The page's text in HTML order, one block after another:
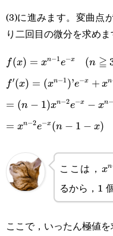
(3)に進みます。変曲点
り二回目の微分を求めま
f(x)=x^{n-
1}e^{-x}
f(x) = xn−1e−x (n ≧
f'(x)=
(x^{n-
1})’e^{-
1}(e^{-
x})’
f′(x) = (xn−1 )’e−x + xn
=(n-
1)x^{n-
x}-
x^{n-
x}
= (n − 1)xn−2e−x − xn−
=x^{n-
x}(n-1-
x)
= xn−2e−x(n − 1 − x)
ここは， xn
るから，1
ここで，いったん極値を